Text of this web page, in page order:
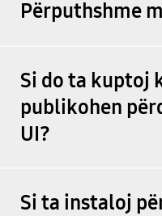
Përputhshme
Si do ta kuptoj
publikohen
UI?
Si ta instaloj